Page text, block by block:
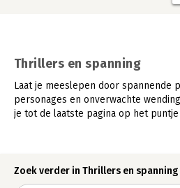
Thrillers en spanning
Laat je meeslepen door spannende
personages en onverwachte
je tot de laatste pagina op het
Zoek verder in Thrillers en spanning